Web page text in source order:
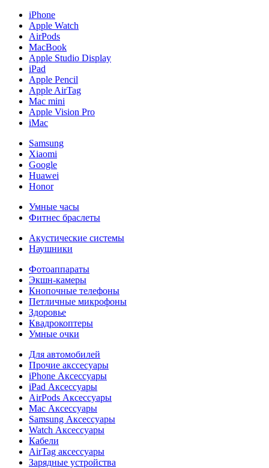
iPhone
Apple Watch
AirPods
MacBook
Apple Studio Display
iPad
Apple Pencil
Apple AirTag
Mac mini
Apple Vision Pro
iMac
Samsung
Xiaomi
Google
Huawei
Honor
Умные часы
Фитнес браслеты
Акустические системы
Наушники
Фотоаппараты
Экшн-камеры
Кнопочные телефоны
Петличные микрофоны
Здоровье
Квадрокоптеры
Умные очки
Для автомобилей
Прочие акссесуары
iPhone Аксессуары
iPad Аксессуары
AirPods Аксессуары
Mac Аксессуары
Samsung Аксессуары
Watch Аксессуары
Кабели
AirTag аксессуары
Зарядные устройства